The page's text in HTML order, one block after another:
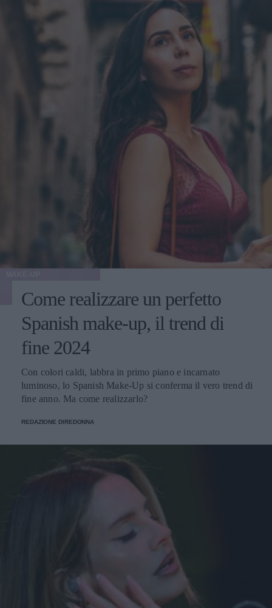
artificiale e un cambiamento nell'estetica verso forma un
po' meno sinuose [...] ora che le persone hanno uno
strumento efficace per perdere peso, c’è un ripensamento
complessivo delle curve e della silhouette". C'è un
momento giusto per affidarsi a un Ozempic Makeover?
Levine suggerisce massima cautela in merito: "Dico spesso
ai miei pazienti che per ottenere il massimo da un
10-15 chili dopo la procedura, il risultato potrebbe non
essere ottimale". L'ideale, quindi, sarebbe raggiungere e
mantenere un peso stabile, prima di decidere di sottoporsi a
Come realizzare un perfetto
Spanish make-up, il trend di
fine 2024
Con colori caldi, labbra in primo piano e incarnato
luminoso, lo Spanish Make-Up si conferma il vero trend di
fine anno. Ma come realizzarlo?
REDAZIONE DIREDONNA